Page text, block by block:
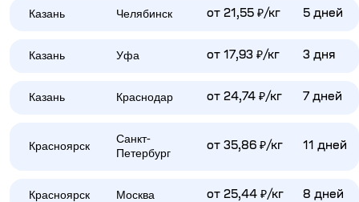
Казань Челябинск от 21,55 ₽/кг 5 дней
Казань Уфа от 17,93 ₽/кг 3 дня
Казань Краснодар от 24,74 ₽/кг 7 дней
Красноярск
Санкт-
Петербург
от 35,86 ₽/кг 11 дней
Красноярск Москва от 25,44 ₽/кг 8 дней